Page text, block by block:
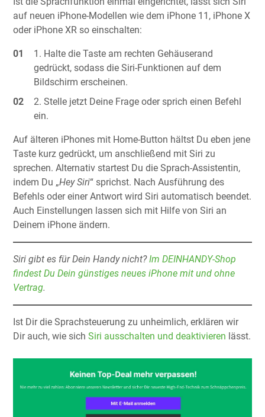
auf neuen iPhone-Modellen wie dem iPhone 11, iPhone X
oder iPhone XR so einschalten:
Halte die Taste am rechten Gehäuserand
gedrückt, sodass die Siri-Funktionen auf dem
Bildschirm erscheinen.
Stelle jetzt Deine Frage oder sprich einen Befehl
ein.
Auf älteren iPhones mit Home-Button hältst Du eben jene
Taste kurz gedrückt, um anschließend mit Siri zu
sprechen. Alternativ startest Du die Sprach-Assistentin,
indem Du „Hey Siri“ sprichst. Nach Ausführung des
Befehls oder einer Antwort wird Siri automatisch beendet.
Auch Einstellungen lassen sich mit Hilfe von Siri an
Deinem iPhone ändern.
Siri gibt es für Dein Handy nicht?Im DEINHANDY-Shop
findest Du Dein günstiges neues iPhone mit und ohne
Vertrag.
Ist Dir die Sprachsteuerung zu unheimlich, erklären wir
Dir auch, wie sich Siri ausschalten und deaktivieren lässt.